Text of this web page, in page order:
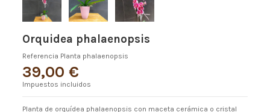
Orquidea phalaenopsis
Referencia Planta phalaenopsis
39,00 €
Impuestos incluidos
Planta de orquídea phalaenopsis con maceta cerámica o cristal